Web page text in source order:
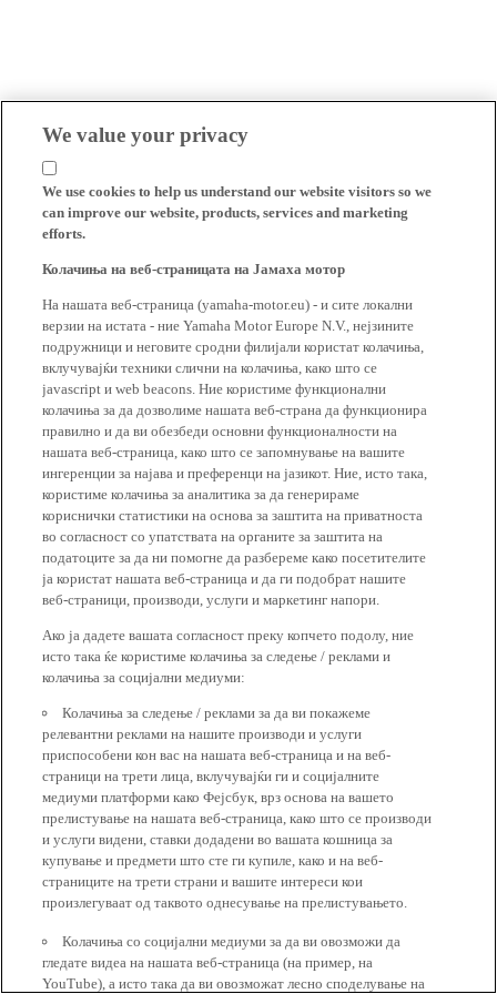
We value your privacy
We use cookies to help us understand our website visitors so we
can improve our website, products, services and marketing
efforts.
Колачиња на веб-страницата на Јамаха мотор
На нашата веб-страница (yamaha-motor.eu) - и сите локални
верзии на истата - ние Yamaha Motor Europe N.V., нејзините
подружници и неговите сродни филијали користат колачиња,
вклучувајќи техники слични на колачиња, како што се
javascript и web beacons. Ние користиме функционални
колачиња за да дозволиме нашата веб-страна да функционира
правилно и да ви обезбеди основни функционалности на
нашата веб-страница, како што се запомнување на вашите
ингеренции за најава и преференци на јазикот. Ние, исто така,
користиме колачиња за аналитика за да генерираме
кориснички статистики на основа за заштита на приватноста
во согласност со упатствата на органите за заштита на
податоците за да ни помогне да разбереме како посетителите
ја користат нашата веб-страница и да ги подобрат нашите
веб-страници, производи, услуги и маркетинг напори.
Ако ја дадете вашата согласност преку копчето подолу, ние
исто така ќе користиме колачиња за следење / реклами и
колачиња за социјални медиуми:
Колачиња за следење / реклами за да ви покажеме
релевантни реклами на нашите производи и услуги
приспособени кон вас на нашата веб-страница и на веб-
страници на трети лица, вклучувајќи ги и социјалните
медиуми платформи како Фејсбук, врз основа на вашето
прелистување на нашата веб-страница, како што се производи
и услуги видени, ставки додадени во вашата кошница за
купување и предмети што сте ги купиле, како и на веб-
страниците на трети страни и вашите интереси кои
произлегуваат од таквото однесување на прелистувањето.
Колачиња со социјални медиуми за да ви овозможи да
гледате видеа на нашата веб-страница (на пример, на
YouTube), а исто така да ви овозможат лесно споделување на